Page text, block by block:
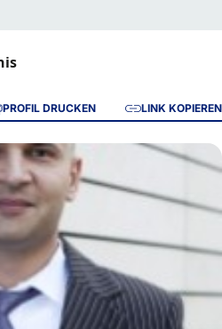
PROFIL DRUCKEN LINK KOPIEREN